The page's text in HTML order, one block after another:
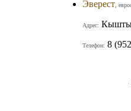
Эверест ,
Адрес:
Телефон: 8